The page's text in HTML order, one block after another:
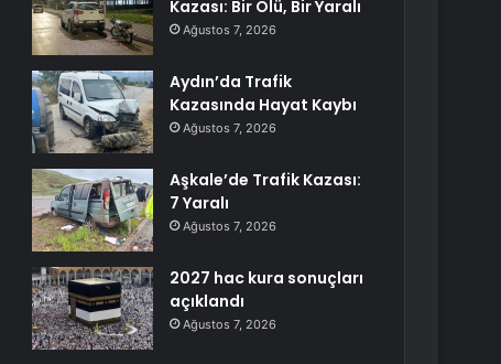
Kazası: Bir Ölü, Bir Yaralı
Ağustos 7, 2026
Aydın’da Trafik
Kazasında Hayat Kaybı
Ağustos 7, 2026
Aşkale’de Trafik Kazası:
7 Yaralı
Ağustos 7, 2026
2027 hac kura sonuçları
açıklandı
Ağustos 7, 2026